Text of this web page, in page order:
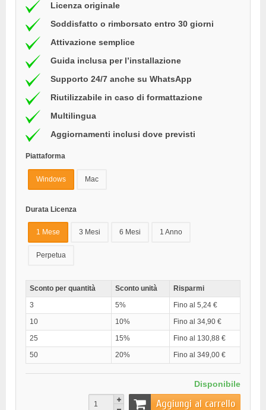
Licenza originale
Soddisfatto o rimborsato entro 30 giorni
Attivazione semplice
Guida inclusa per l’installazione
Supporto 24/7 anche su WhatsApp
Riutilizzabile in caso di formattazione
Multilingua
Aggiornamenti inclusi dove previsti
Piattaforma
Windows Mac
Durata Licenza
1 Mese 3 Mesi 6 Mesi 1 Anno
Perpetua
Sconto per quantità Sconto unità
Risparmi
3
5%
Fino al 5,24 €
10
10%
Fino al 34,90 €
25
15%
Fino al 130,88 €
50
20% Fino al 349,00 €
Disponibile
Aggiungi al carrello